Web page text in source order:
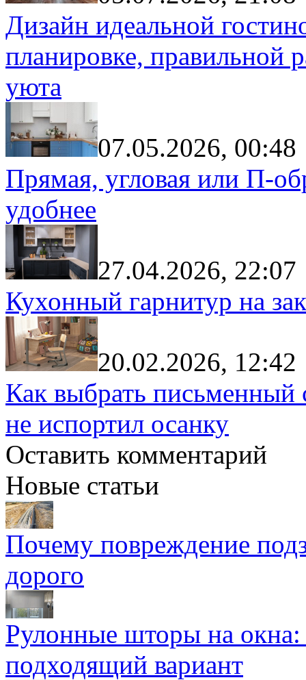
Дизайн идеальной
планировке, правильной
уюта
07.05.2026, 00:48
Прямая, угловая или П-
удобнее
27.04.2026, 22:07
Кухонный гарнитур на
20.02.2026, 12:42
Как выбрать письменный
не испортил осанку
Оставить комментарий
Новые статьи
Почему повреждение
дорого
Рулонные шторы на
подходящий вариант